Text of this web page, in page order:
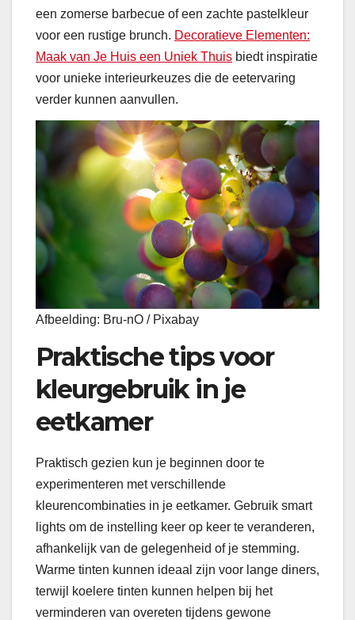
een zomerse barbecue of een zachte pastelkleur
voor een rustige brunch. Decoratieve Elementen:
Maak van Je Huis een Uniek Thuis biedt inspiratie
voor unieke interieurkeuzes die de eetervaring
verder kunnen aanvullen.
Afbeelding: Bru-nO / Pixabay
Praktische tips voor
kleurgebruik in je
eetkamer
Praktisch gezien kun je beginnen door te
experimenteren met verschillende
kleurencombinaties in je eetkamer. Gebruik smart
lights om de instelling keer op keer te veranderen,
afhankelijk van de gelegenheid of je stemming.
Warme tinten kunnen ideaal zijn voor lange diners,
terwijl koelere tinten kunnen helpen bij het
verminderen van overeten tijdens gewone